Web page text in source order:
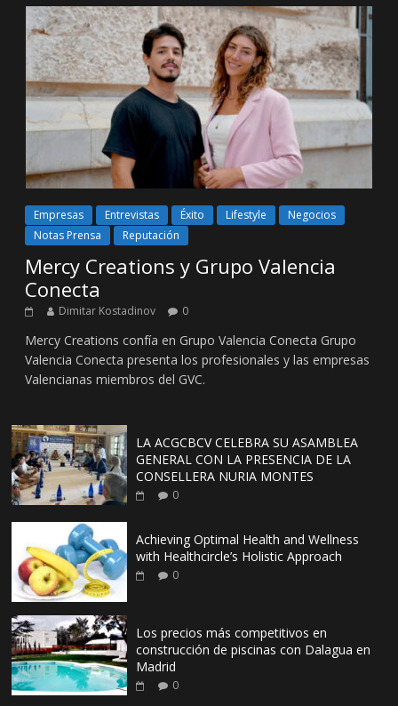
Empresas Entrevistas Éxito Lifestyle
Negocios
Notas Prensa
Reputación
Mercy Creations y Grupo Valencia
Conecta
Dimitar Kostadinov 0
Mercy Creations confía en Grupo Valencia Conecta Grupo
Valencia Conecta presenta los profesionales y las empresas
Valencianas miembros del GVC.
LA ACGCBCV CELEBRA SU ASAMBLEA
GENERAL CON LA PRESENCIA DE LA
CONSELLERA NURIA MONTES
0
Achieving Optimal Health and Wellness
with Healthcircle’s Holistic Approach
0
Los precios más competitivos en
construcción de piscinas con Dalagua en
Madrid
0